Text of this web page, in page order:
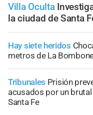
Villa Oculta
la ciudad de Santa
Hay siete heridos
metros de La
Tribunales Prisión
acusados por un
Santa Fe